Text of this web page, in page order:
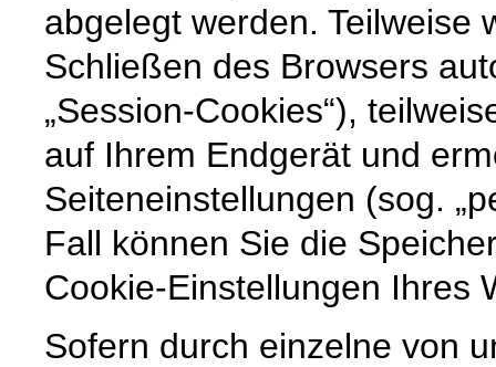
abgelegt werden. Teilweise
Schließen des Browsers
„Session-Cookies“),
auf Ihrem Endgerät und
Seiteneinstellungen (sog.
Fall können Sie die
Cookie-Einstellungen Ihres
Sofern durch einzelne von